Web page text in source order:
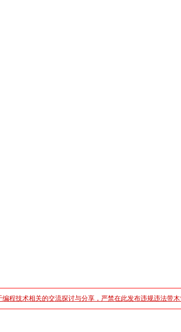
编程技术相关的交流探讨与分享，严禁在此发布违规违法